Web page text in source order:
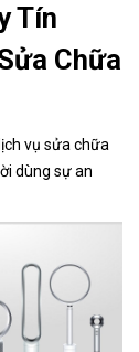
Tín
Chữa
vụ sửa chữa
dùng sự an